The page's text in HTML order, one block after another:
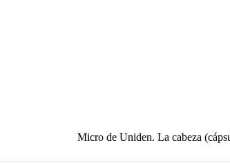
Micro de Uniden. La cabeza